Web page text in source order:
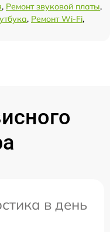
, Ремонт звуковой платы,
, Ремонт Wi-Fi,
в день